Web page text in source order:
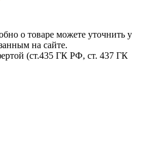
о товаре можете уточнить у
на сайте.
(ст.435 ГК РФ, cт. 437 ГК